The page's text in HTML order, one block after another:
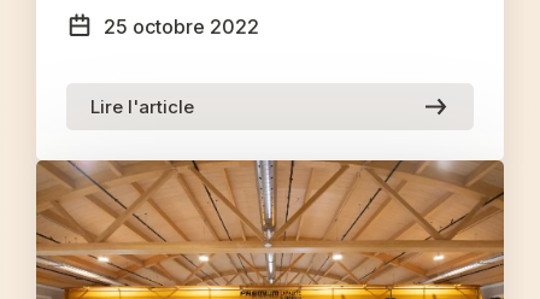
25 octobre 2022
Lire l'article